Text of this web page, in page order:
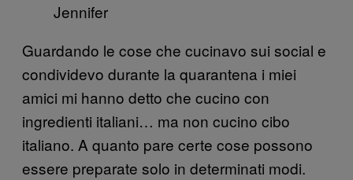
Jennifer
Guardando le cose che cucinavo sui social e
condividevo durante la quarantena i miei
amici mi hanno detto che cucino con
ingredienti italiani… ma non cucino cibo
italiano. A quanto pare certe cose possono
essere preparate solo in determinati modi.